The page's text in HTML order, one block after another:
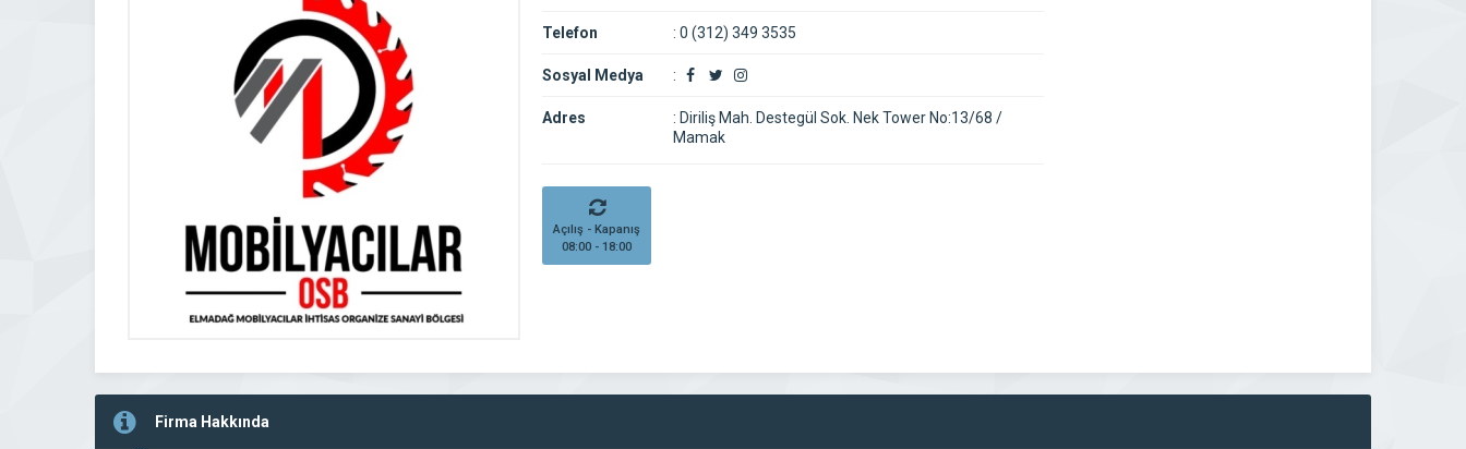
Telefon : 0 (312) 349 3535
Sosyal Medya :
Adres : Diriliş Mah. Destegül Sok. Nek Tower No:13/68 /
Mamak
Açılış - Kapanış
08:00 - 18:00
Firma Hakkında